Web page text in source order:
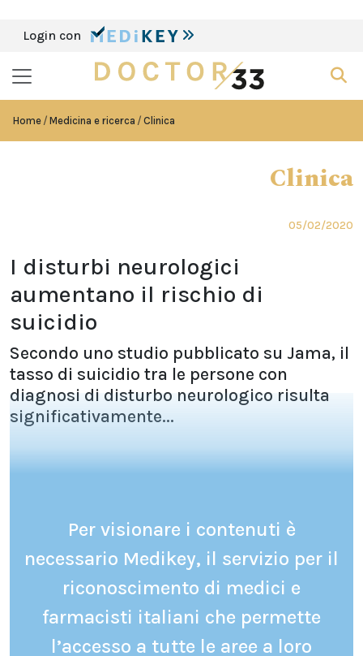
Login con
Home Medicina e ricerca Clinica
Clinica
05/02/2020
I disturbi neurologici
aumentano il rischio di
suicidio
Secondo uno studio pubblicato su Jama, il
tasso di suicidio tra le persone con
diagnosi di disturbo neurologico risulta
significativamente...
Per visionare i contenuti è
necessario Medikey, il servizio per il
riconoscimento di medici e
farmacisti italiani che permette
l’accesso a tutte le aree a loro